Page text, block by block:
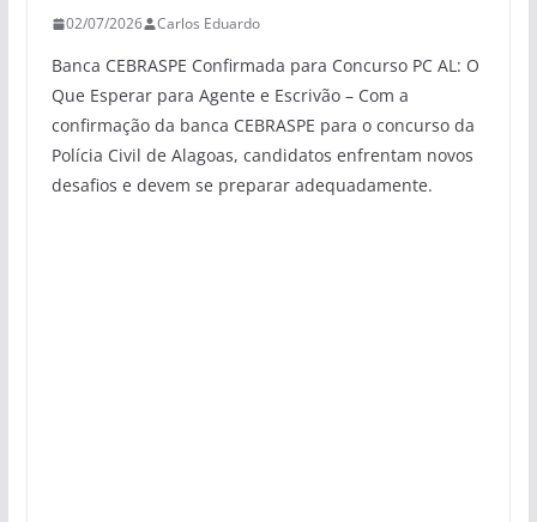
02/07/2026 Carlos Eduardo
Banca CEBRASPE Confirmada para Concurso PC AL: O
Que Esperar para Agente e Escrivão – Com a
confirmação da banca CEBRASPE para o concurso da
Polícia Civil de Alagoas, candidatos enfrentam novos
desafios e devem se preparar adequadamente.